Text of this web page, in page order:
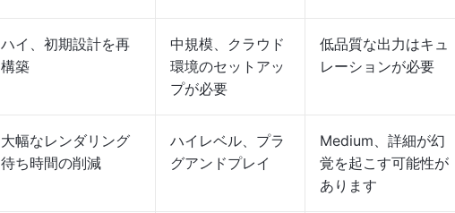
ハイ、初期設計を再
構築
中規模、クラウド
環境のセットアッ
プが必要
低品質な出力はキュ
レーションが必要
大幅なレンダリング
待ち時間の削減
ハイレベル、プラ
グアンドプレイ
Medium、詳細が幻
覚を起こす可能性が
あります